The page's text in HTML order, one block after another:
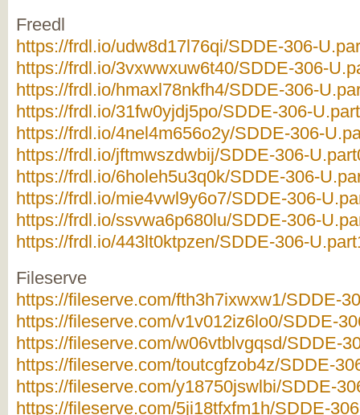
Freedl
https://frdl.io/udw8d17l76qi/SDDE-306-
https://frdl.io/3vxwwxuw6t40/SDDE-306-
https://frdl.io/hmaxl78nkfh4/SDDE-306-
https://frdl.io/31fw0yjdj5po/SDDE-306-
https://frdl.io/4nel4m656o2y/SDDE-306-
https://frdl.io/jftmwszdwbij/SDDE-306-
https://frdl.io/6holeh5u3q0k/SDDE-306-
https://frdl.io/mie4vwl9y6o7/SDDE-306-
https://frdl.io/ssvwa6p680lu/SDDE-306-
https://frdl.io/443lt0ktpzen/SDDE-306-
Fileserve
https://fileserve.com/fth3h7ixwxw1/SDDE-
https://fileserve.com/v1v012iz6lo0/SDDE-
https://fileserve.com/w06vtblvgqsd/SDDE-
https://fileserve.com/toutcgfzob4z/SDDE-
https://fileserve.com/y18750jswlbi/SDDE-
https://fileserve.com/5ji18tfxfm1h/SDDE-